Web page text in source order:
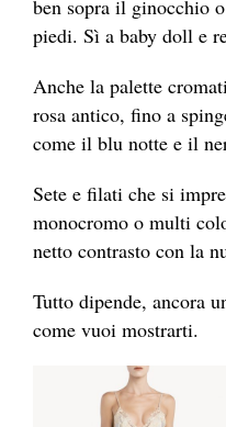
ben sopra il ginocchio
piedi. Sì a baby doll e
Anche la palette
rosa antico, fino a
come il blu notte e il
Sete e filati che si
monocromo o multi
netto contrasto con la
Tutto dipende, ancora
come vuoi mostrarti.